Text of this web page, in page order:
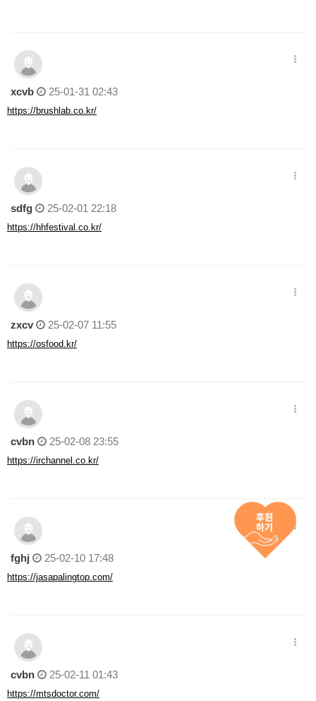
xcvb 25-01-31 02:43
https://brushlab.co.kr/
sdfg 25-02-01 22:18
https://hhfestival.co.kr/
zxcv 25-02-07 11:55
https://osfood.kr/
cvbn 25-02-08 23:55
https://irchannel.co.kr/
fghj 25-02-10 17:48
https://jasapalingtop.com/
cvbn 25-02-11 01:43
https://mtsdoctor.com/